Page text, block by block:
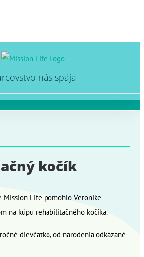
nás spája
kočík
Mission Life pomohlo Veronike
na kúpu rehabilitačného kočíka.
dievčatko, od narodenia odkázané